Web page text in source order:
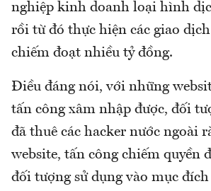
nghiệp kinh doanh loại hình
rồi từ đó thực hiện các giao
chiếm đoạt nhiều tỷ đồng.
Điều đáng nói, với những
tấn công xâm nhập được, đối
đã thuê các hacker nước ngoài
website, tấn công chiếm quyền
đối tượng sử dụng vào mục